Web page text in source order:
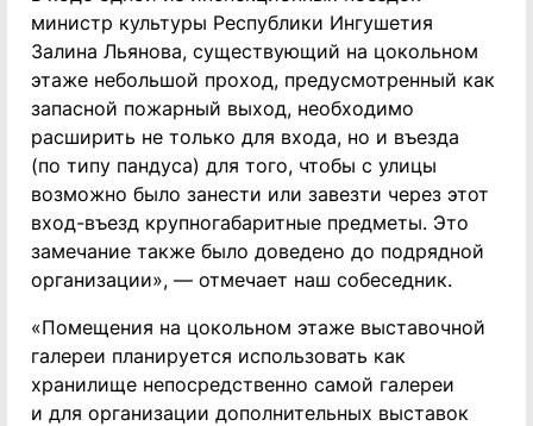
министр культуры Республики Ингушетия
Залина Льянова, существующий на цокольном
этаже небольшой проход, предусмотренный как
запасной пожарный выход, необходимо
расширить не только для входа, но и въезда
(по типу пандуса) для того, чтобы с улицы
возможно было занести или завезти через этот
вход-въезд крупногабаритные предметы. Это
замечание также было доведено до подрядной
организации», — отмечает наш собеседник.
«Помещения на цокольном этаже выставочной
галереи планируется использовать как
хранилище непосредственно самой галереи
и для организации дополнительных выставок